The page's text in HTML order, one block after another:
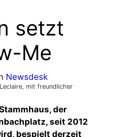
setzt
Me
Newsdesk
der
seit 2012
bespielt derzeit